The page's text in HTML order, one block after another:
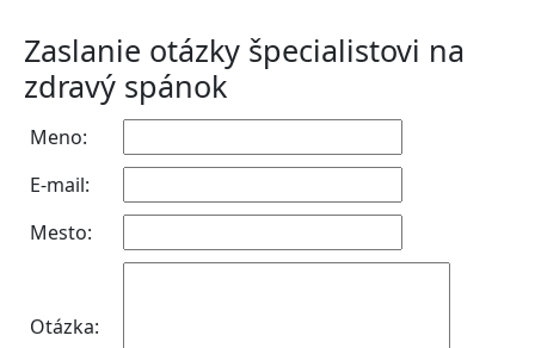
Zaslanie otázky špecialistovi na
zdravý spánok
Meno:
E-mail:
Mesto:
Otázka: